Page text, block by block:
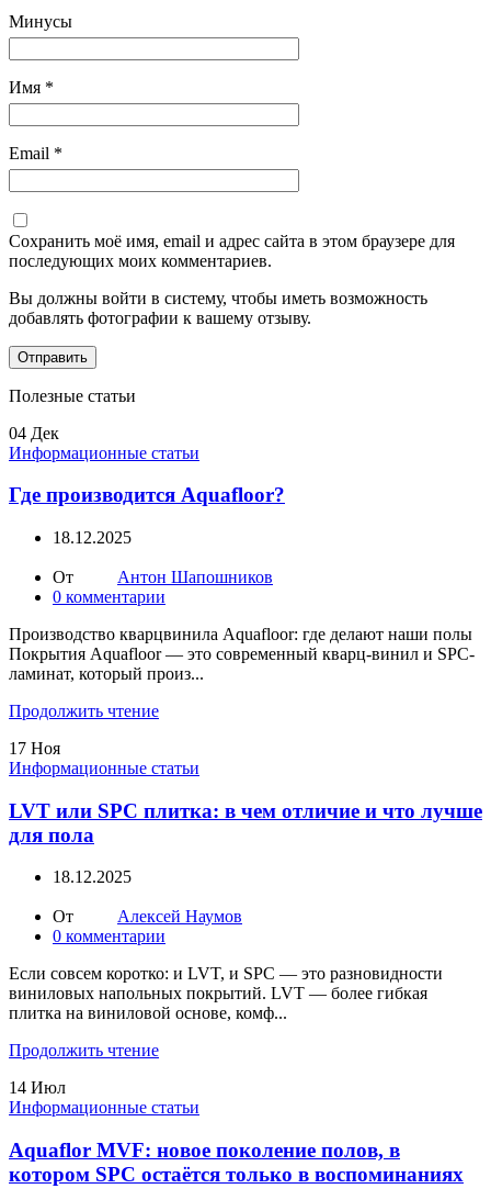
Минусы
Имя *
Email *
Сохранить моё имя, email и адрес сайта в этом браузере для
последующих моих комментариев.
Вы должны войти в систему, чтобы иметь возможность
добавлять фотографии к вашему отзыву.
Полезные статьи
04 Дек
Информационные статьи
Где производится Aquafloor?
18.12.2025
От
Антон Шапошников
0 комментарии
Производство кварцвинила Aquafloor: где делают наши полы
Покрытия Aquafloor — это современный кварц-винил и SPC-
ламинат, который произ...
Продолжить чтение
17 Ноя
Информационные статьи
LVT или SPC плитка: в чем отличие и что лучше
для пола
18.12.2025
От
Алексей Наумов
0 комментарии
Если совсем коротко: и LVT, и SPC — это разновидности
виниловых напольных покрытий. LVT — более гибкая
плитка на виниловой основе, комф...
Продолжить чтение
14 Июл
Информационные статьи
Aquaflor MVF: новое поколение полов, в
котором SPC остаётся только в воспоминаниях